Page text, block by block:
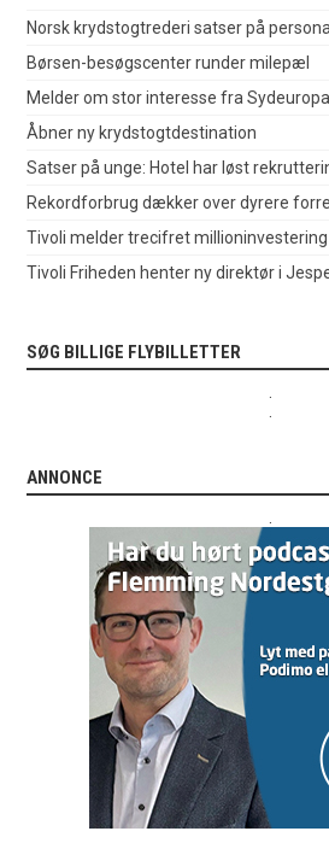
Norsk krydstogtrederi satser på
Børsen-besøgscenter runder milepæl
Melder om stor interesse fra Sydeuropa
Åbner ny krydstogtdestination
Satser på unge: Hotel har løst
Rekordforbrug dækker over dyrere
Tivoli melder trecifret
Tivoli Friheden henter ny direktør i
SØG BILLIGE FLYBILLETTER
ANNONCE